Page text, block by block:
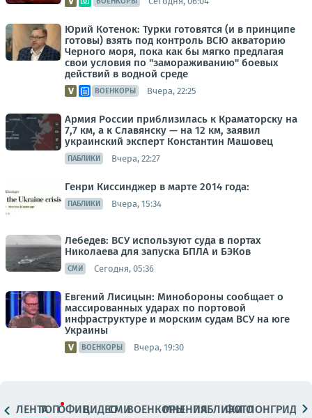
Юрий Котенок: Турки готовятся (и в принципе
готовы) взять под контроль ВСЮ акваторию
Черного моря, пока как бы мягко предлагая
свои условия по "замораживанию" боевых
действий в водной среде
ВОЕНКОРЫ Вчера, 22:25
Армия России приблизилась к Краматорску на
7,7 км, а к Славянску — на 12 км, заявил
украинский эксперт Константин Машовец
ПАБЛИКИ Вчера, 22:27
Генри Киссинджер в марте 2014 года:
ПАБЛИКИ Вчера, 15:34
Лебедев: ВСУ используют суда в портах
Николаева для запуска БПЛА и БЭКов
СМИ Сегодня, 05:36
Евгений Лисицын: Минобороны сообщает о
массированных ударах по портовой
инфраструктуре и морским судам ВСУ на юге
Украины
ВОЕНКОРЫ Вчера, 19:30
ЛЕНТАТОПОФИЦ.ВИДЕОСМИВОЕНКОРЫМНЕНИЯПАБЛИКИ
ФОТОЛОНГРИДЫ